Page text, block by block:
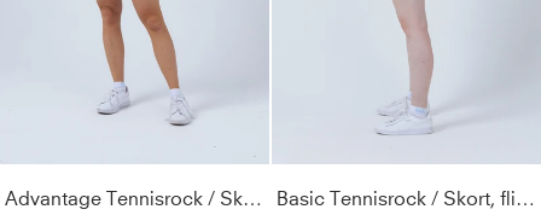
Advantage Tennisrock / Skort mit Ballhalter, lila Basic Tennisrock / Skort, flieder